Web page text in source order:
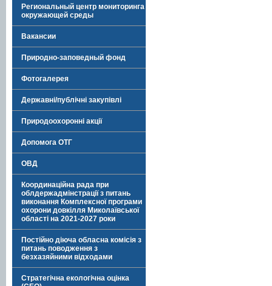
Региональный центр мониторинга
окружающей среды
Вакансии
Природно-заповедный фонд
Фотогалерея
Державні/публічні закупівлі
Природоохоронні акції
Допомога ОТГ
ОВД
Координаційна рада при
облдержадмінстрації з питань
виконання Комплексної програми
охорони довкілля Миколаївської
області на 2021-2027 роки
Постійно діюча обласна комісія з
питань поводження з
безхазяйними відходами
Стратегічна екологічна оцінка